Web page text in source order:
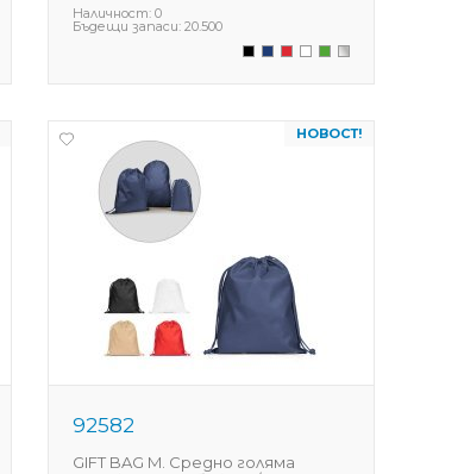
Наличност: 0
Бъдещи запаси: 20.500
НОВОСТ!
92582
GIFT BAG M. Средно голяма